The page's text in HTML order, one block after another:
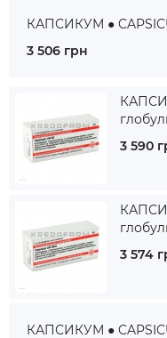
КАПСИКУМ ●
3 506 грн
3 590
3 574
КАПСИКУМ ●